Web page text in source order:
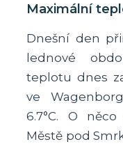
Maximální
Dnešní den
lednové
teplotu dnes
ve
6.7°C. O
Městě pod